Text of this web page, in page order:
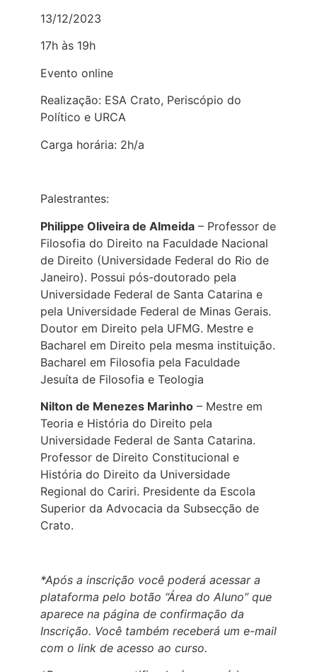
13/12/2023
17h às 19h
Evento online
Realização: ESA Crato, Periscópio do
Político e URCA
Carga horária: 2h/a
Palestrantes:
Philippe Oliveira de Almeida– Professor de
Filosofia do Direito na Faculdade Nacional
de Direito (Universidade Federal do Rio de
Janeiro). Possui pós-doutorado pela
Universidade Federal de Santa Catarina e
pela Universidade Federal de Minas Gerais.
Doutor em Direito pela UFMG. Mestre e
Bacharel em Direito pela mesma instituição.
Bacharel em Filosofia pela Faculdade
Jesuíta de Filosofia e Teologia
Nilton de Menezes Marinho– Mestre em
Teoria e História do Direito pela
Universidade Federal de Santa Catarina.
Professor de Direito Constitucional e
História do Direito da Universidade
Regional do Cariri. Presidente da Escola
Superior da Advocacia da Subsecção de
Crato.
*Após a inscrição você poderá acessar a
plataforma pelo botão “Área do Aluno” que
aparece na página de confirmação da
Inscrição. Você também receberá um e-mail
com o link de acesso ao curso.